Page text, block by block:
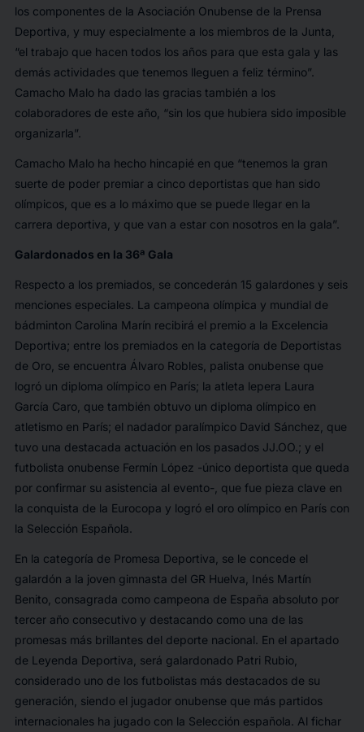
los componentes de la Asociación Onubense de la Prensa
Deportiva, y muy especialmente a los miembros de la Junta,
“el trabajo que hacen todos los años para que esta gala y las
demás actividades que tenemos lleguen a feliz término”.
Camacho Malo ha dado las gracias también a los
colaboradores de este año, “sin los que hubiera sido imposible
organizarla”.
Camacho Malo ha hecho hincapié en que “tenemos la gran
suerte de poder premiar a cinco deportistas que han sido
olímpicos, que es a lo máximo que se puede llegar en la
carrera deportiva, y que van a estar con nosotros en la gala”.
Galardonados en la 36ª Gala
Respecto a los premiados, se concederán 15 galardones y seis
menciones especiales. La campeona olímpica y mundial de
bádminton Carolina Marín recibirá el premio a la Excelencia
Deportiva; entre los premiados en la categoría de Deportistas
de Oro, se encuentra Álvaro Robles, palista onubense que
logró un diploma olímpico en París; la atleta lepera Laura
García Caro, que también obtuvo un diploma olímpico en
atletismo en París; el nadador paralímpico David Sánchez, que
tuvo una destacada actuación en los pasados JJ.OO.; y el
futbolista onubense Fermín López -único deportista que queda
por confirmar su asistencia al evento-, que fue pieza clave en
la conquista de la Eurocopa y logró el oro olímpico en París con
la Selección Española.
En la categoría de Promesa Deportiva, se le concede el
galardón a la joven gimnasta del GR Huelva, Inés Martín
Benito, consagrada como campeona de España absoluto por
tercer año consecutivo y destacando como una de las
promesas más brillantes del deporte nacional. En el apartado
de Leyenda Deportiva, será galardonado Patri Rubio,
considerado uno de los futbolistas más destacados de su
generación, siendo el jugador onubense que más partidos
internacionales ha jugado con la Selección española. Al fichar